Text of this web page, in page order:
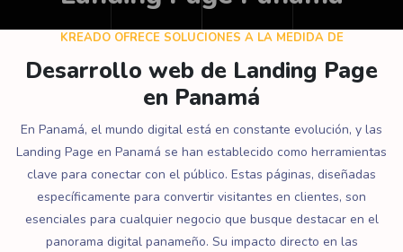
KREADO OFRECE SOLUCIONES A LA MEDIDA DE
Desarrollo web de Landing Page
en Panamá
En Panamá, el mundo digital está en constante evolución, y las
Landing Page en Panamá se han establecido como herramientas
clave para conectar con el público. Estas páginas, diseñadas
específicamente para convertir visitantes en clientes, son
esenciales para cualquier negocio que busque destacar en el
panorama digital panameño. Su impacto directo en las